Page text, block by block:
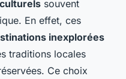
souvent
En effet, ces
inexplorées
traditions locales
Ce choix